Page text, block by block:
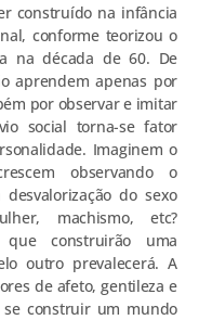
construído na infância
conforme teorizou o
na década de 60. De
aprendem apenas por
por observar e imitar
social torna-se fator
Imaginem o
observando o
do sexo
machismo, etc?
que construirão uma
outro prevalecerá. A
de afeto, gentileza e
construir um mundo